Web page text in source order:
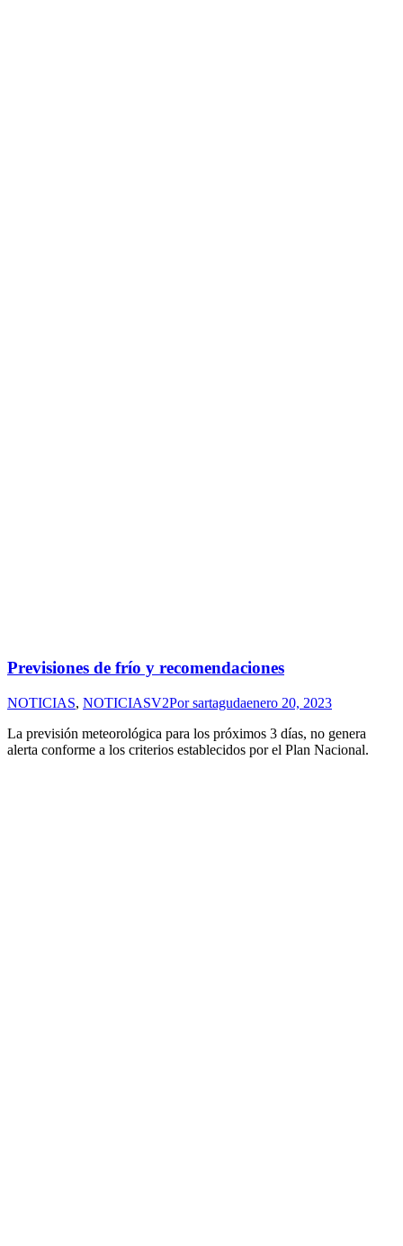
Previsiones de frío y recomendaciones
NOTICIAS, NOTICIASV2Porsartagudaenero 20, 2023
La previsión meteorológica para los próximos 3 días, no genera
alerta conforme a los criterios establecidos por el Plan Nacional.